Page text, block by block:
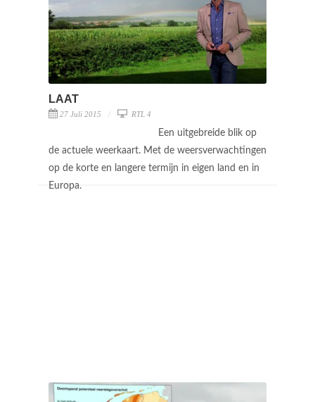
LAAT
27 Juli 2015 RTL 4
Een uitgebreide blik op
de actuele weerkaart. Met de weersverwachtingen
op de korte en langere termijn in eigen land en in
Europa.